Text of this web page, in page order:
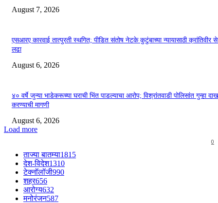
August 7, 2026
एसआरए कारवाई तात्पुरती स्थगित; पीडित संतोष नेटके कुटुंबाच्या न्यायासाठी क्रांतिवीर
लढा
August 6, 2026
४० वर्षे जुन्या भाडेकरूच्या घराची भिंत पाडल्याचा आरोप; विश्रांतवाडी पोलिसांत गुन्हा
करण्याची मागणी
August 6, 2026
Load more
0
ताज्या बातम्या1815
देश-विदेश1310
टेक्नॉलॉजी990
शहर656
आरोग्य632
मनोरंजन587